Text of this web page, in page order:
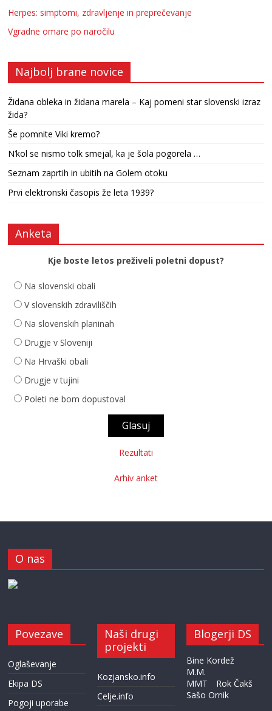
Herpes: simptomi, zdravljenje in preprečevanje
Vgradne omare po naročilu
Najbolj brane novice
Židana obleka in židana marela – Kaj pomeni star slovenski izraz
žida?
Še pomnite Viki kremo?
N’kol se nismo tolk smejal, ka je šola pogorela …
Seznam zaprtih in ubitih na Golem otoku
Prvi elektronski časopis že leta 1939?
Anketa
Kje boste letos preživeli poletni dopust?
Na slovenski obali
V slovenskih zdraviliščih
Na slovenskih planinah
Drugje v Sloveniji
Na Hrvaški obali
Drugje v tujini
Poleti ne bom dopustoval
Rezultati
Arhiv anket
O nas
Povezave
Oglaševanje
Ekipa DS
Pogoji uporabe
Naši drugi
projekti
Kozjansko.info
Celje.info
Blogerji DS
Bine Kordež
M.M.
MMT
Rok Čakš
Sašo Ornik